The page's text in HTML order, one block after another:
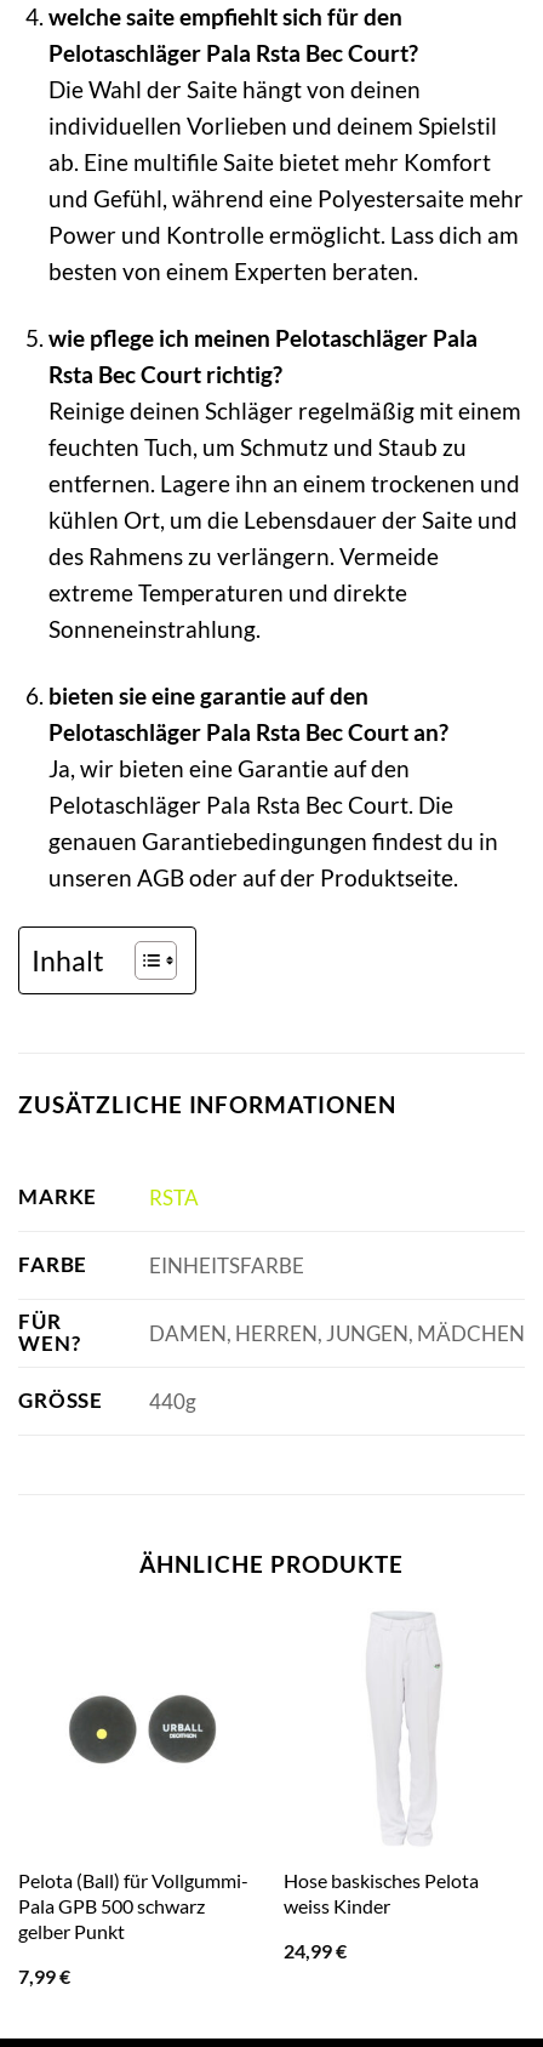
welche saite empfiehlt sich für den
Pelotaschläger Pala Rsta Bec Court?
Die Wahl der Saite hängt von deinen
individuellen Vorlieben und deinem Spielstil
ab. Eine multifile Saite bietet mehr Komfort
und Gefühl, während eine Polyestersaite mehr
Power und Kontrolle ermöglicht. Lass dich am
besten von einem Experten beraten.
wie pflege ich meinen Pelotaschläger Pala
Rsta Bec Court richtig?
Reinige deinen Schläger regelmäßig mit einem
feuchten Tuch, um Schmutz und Staub zu
entfernen. Lagere ihn an einem trockenen und
kühlen Ort, um die Lebensdauer der Saite und
des Rahmens zu verlängern. Vermeide
extreme Temperaturen und direkte
Sonneneinstrahlung.
bieten sie eine garantie auf den
Pelotaschläger Pala Rsta Bec Court an?
Ja, wir bieten eine Garantie auf den
Pelotaschläger Pala Rsta Bec Court. Die
genauen Garantiebedingungen findest du in
unseren AGB oder auf der Produktseite.
Inhalt
ZUSÄTZLICHE INFORMATIONEN
MARKE RSTA
FARBE EINHEITSFARBE
FÜR
WEN?
DAMEN, HERREN, JUNGEN, MÄDCHEN
GRÖSSE 440g
ÄHNLICHE PRODUKTE
Pelota (Ball) für Vollgummi-
Pala GPB 500 schwarz
gelber Punkt
7,99€
Hose baskisches Pelota
weiss Kinder
24,99€